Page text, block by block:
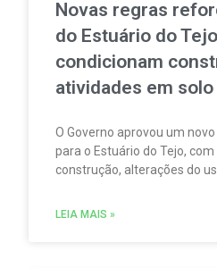
Novas regras
do Estuário do
condicionam
atividades em
O Governo aprovou um
para o Estuário do Tejo,
construção, alterações do
motorizada e sobrevoos nas
LEIA MAIS »